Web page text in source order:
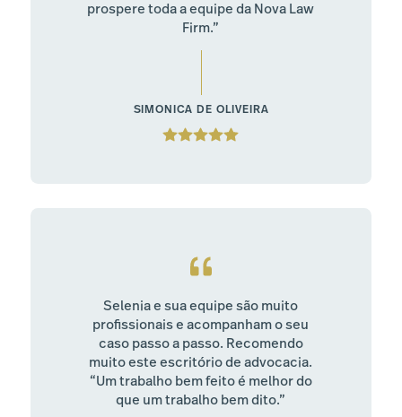
prospere toda a equipe da Nova Law
Firm.”
SIMONICA DE OLIVEIRA
Selenia e sua equipe são muito
profissionais e acompanham o seu
caso passo a passo. Recomendo
muito este escritório de advocacia.
“Um trabalho bem feito é melhor do
que um trabalho bem dito.”